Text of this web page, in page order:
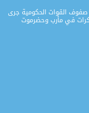
القوات الحكومية جرى
في مأرب وحضرموت